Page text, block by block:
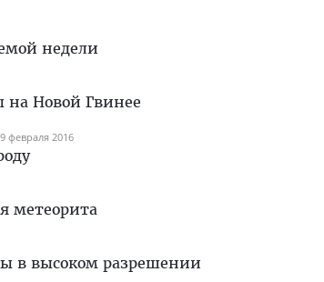
недели
Новой Гвинее
9 февраля 2016
метеорита
в высоком разрешении